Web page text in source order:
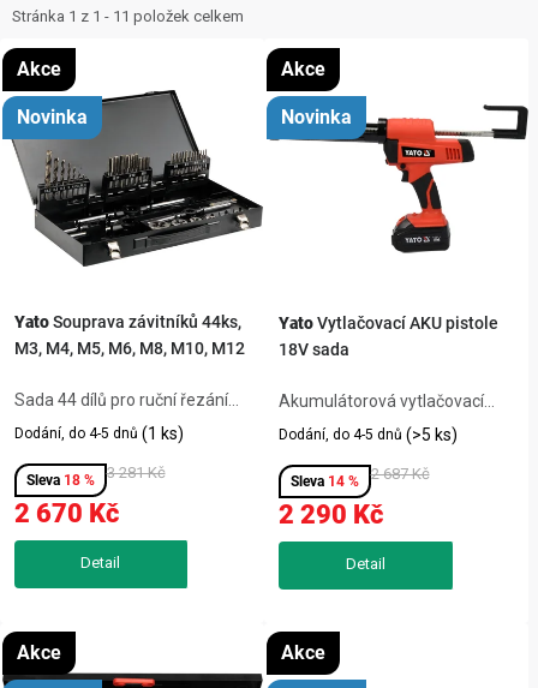
NOVINKY
OSTATNÍ
12 důvodů proč Gigamat Možnosti dopravy
Kontakt
Hodnocení obchodu
i
s
p
r
o
d
ů
Stránka 1 z 1 - 11 položek celkem
e
n
í
p
r
o
t
ů
Yato Souprava závitníků 44ks,
M3, M4, M5, M6, M8, M10, M12
Akce
Novinka
Dodání, do 4-5 dnů (1 ks)
18 %
2 670 Kč
3 281 Kč
Sada 44 dílů pro ruční řezání
vnitřních i vnějších závitů M3–
M12 z kvalitní rychlořezné oceli
HSS, odolné vůči opotřebení i
při náročném použití. Obsahuje
závitníky, závitové...
Yato Vytlačovací AKU pistole
18V sada
Akce
Novinka
Dodání, do 4-5 dnů (>5 ks)
14 %
2 290 Kč
2 687 Kč
Akumulátorová vytlačovací
pistole Yato 18V zvládne
přesně a rychle nanášet
silikony, lepidla i tmely bez
únavy ruky. Díky bezdrátovému
provozu pracujete kdekoli,
automatické...
Akce Akce